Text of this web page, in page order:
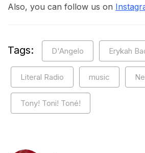
Also, you can follow us on
Tags: D'Angelo Erykah
Literal Radio music
Tony! Toni! Toné!